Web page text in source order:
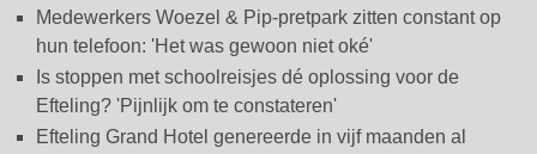
Medewerkers Woezel & Pip-pretpark zitten constant op
hun telefoon: 'Het was gewoon niet oké'
Is stoppen met schoolreisjes dé oplossing voor de
Efteling? 'Pijnlijk om te constateren'
Efteling Grand Hotel genereerde in vijf maanden al